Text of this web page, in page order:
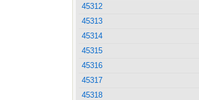
45312
45313
45314
45315
45316
45317
45318